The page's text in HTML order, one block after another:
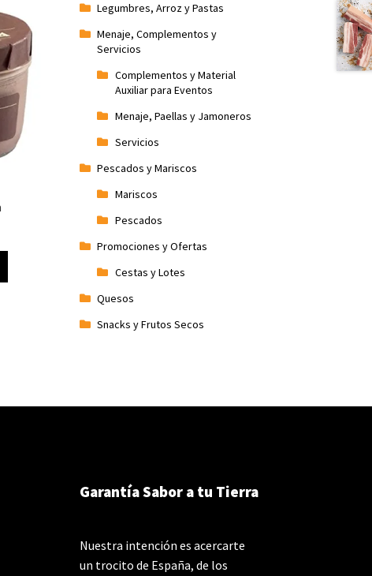
Legumbres, Arroz y Pastas
Menaje, Complementos y
Servicios
Complementos y Material
Auxiliar para Eventos
Menaje, Paellas y Jamoneros
Servicios
Pescados y Mariscos
Mariscos
Pescados
Promociones y Ofertas
Cestas y Lotes
Quesos
Snacks y Frutos Secos
Garantía Sabor a tu Tierra
Nuestra intención es acercarte
un trocito de España, de los